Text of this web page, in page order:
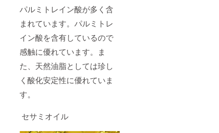
パルミトレイン酸が多く含
まれています。パルミトレ
イン酸を含有しているので
感触に優れています。ま
た、天然油脂としては珍し
く酸化安定性に優れていま
す。
セサミオイル